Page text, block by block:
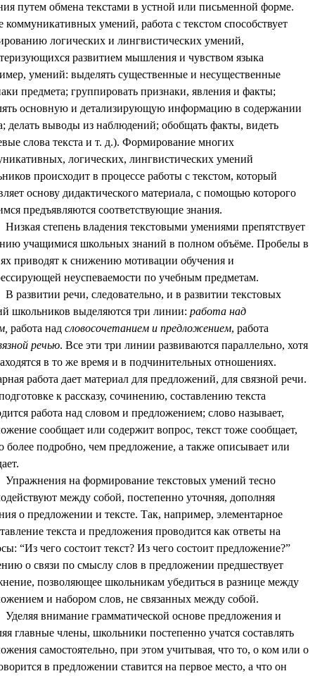
путем обмена текстами в устной или письменной форме.
коммуникативных умений, работа с текстом способствует
логических и лингвистических умений,
развитием мышления и чувством языка
умений: выделять существенные и несущественные
предмета; группировать признаки, явления и факты;
основную и детализирующую информацию в содержании
делать выводы из наблюдений; обобщать факты, видеть
слова текста и т. д.). Формирование многих
логических, лингвистических умений
происходит в процессе работы с текстом, который
основу дидактического материала, с помощью которого
предъявляются соответствующие знания.
Низкая степень владения текстовыми умениями препятствует
учащимися школьных знаний в полном объёме. Пробелы в
приводят к снижению мотивации обучения и
неуспеваемости по учебным предметам.
В развитии речи, следовательно, и в развитии текстовых
школьников выделяются три линии: работа над
работа над словосочетанием и предложением, работа
речью. Все эти три линии развиваются параллельно, хотя
в то же время и в подчинительных отношениях.
работа дает материал для предложений, для связной речи.
к рассказу, сочинению, составлению текста
работа над словом и предложением; слово называет,
сообщает или содержит вопрос, текст тоже сообщает,
более подробно, чем предложение, а также описывает или
Упражнения на формирование текстовых умений тесно
между собой, постепенно уточняя, дополняя
о предложении и тексте. Так, например, элементарное
текста и предложения проводится как ответы на
“Из чего состоит текст? Из чего состоит предложение?”
о связи по смыслу слов в предложении предшествует
позволяющее школьникам убедиться в разнице между
и набором слов, не связанных между собой.
Уделяя внимание грамматической основе предложения и
главные члены, школьники постепенно учатся составлять
самостоятельно, при этом учитывая, что то, о ком или о
в предложении ставится на первое место, а что он